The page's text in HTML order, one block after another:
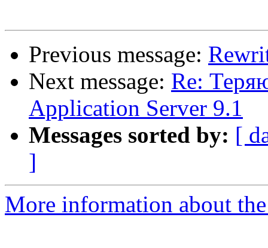
Previous message:
Next message: Re:
Application Server 9.1
Messages sorted by: [
]
More information about